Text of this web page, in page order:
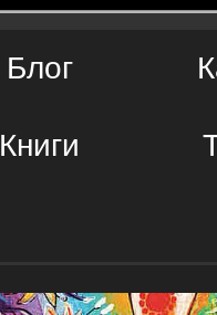
Блог
Книги